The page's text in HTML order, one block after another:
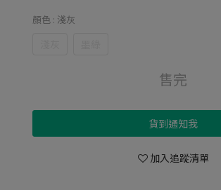
顏色 : 淺灰
售完
貨到通知我
加入追蹤清單